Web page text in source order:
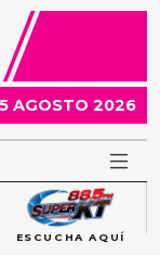
5 AGOSTO 2026
ESCUCHA AQUÍ